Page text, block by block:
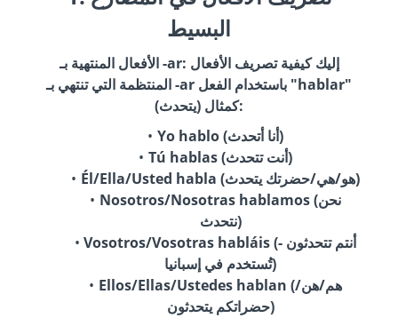
البسيط
الأفعال المنتهية بـ -ar: إليك كيفية تصريف الأفعال
المنتظمة التي تنتهي بـ -ar باستخدام الفعل "hablar"
(يتحدث) كمثال:
Yo hablo (أنا أتحدث)
Tú hablas (أنت تتحدث)
Él/Ella/Usted habla (هو/هي/حضرتك يتحدث)
Nosotros/Nosotras hablamos (نحن
نتحدث)
Vosotros/Vosotras habláis (أنتم تتحدثون -
تُستخدم في إسبانيا)
Ellos/Ellas/Ustedes hablan (هم/هن/
حضراتكم يتحدثون)